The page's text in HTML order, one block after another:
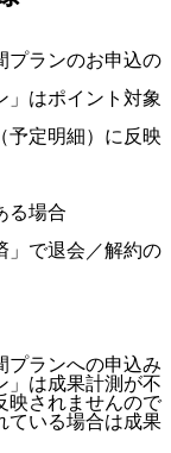
プランのお申込の
」はポイント対象
予定明細）に反映
る場合
」で退会／解約の
プランへの申込み
」は成果計測が不
映されませんので
ている場合は成果